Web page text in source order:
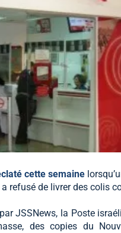
cette semaine
a refusé de livrer des colis
JSSNews, la Poste
des copies du